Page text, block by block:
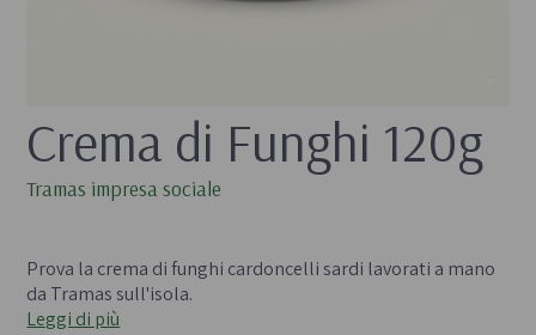
Crema di Funghi 120g
Tramas impresa sociale
Prova la crema di funghi cardoncelli sardi lavorati a mano
da Tramas sull'isola.
Leggi di più